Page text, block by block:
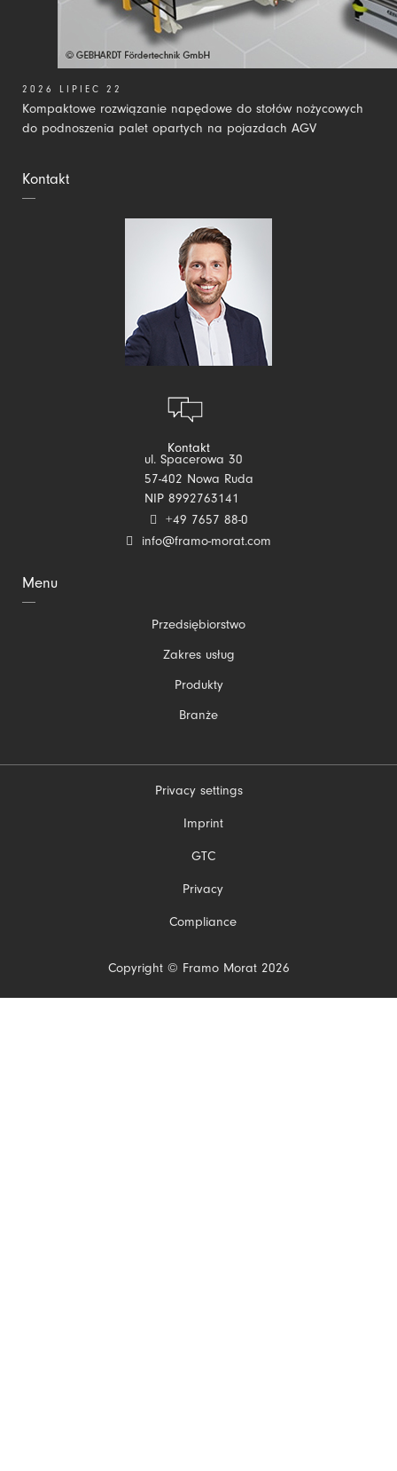
Menu
Przedsiębiorstwo
Zakres usług
Produkty
Branże
Kompaktowe rozwiązanie napędowe do stołów nożycowych
do podnoszenia palet opartych na pojazdach AGV
2026 LIPIEC 22
Kontakt
Kontakt
ul. Spacerowa 30
57-402 Nowa Ruda
NIP 8992763141
+49 7657 88-0
info@framo-morat.com
Copyright © Framo Morat 2026
Privacy settings
PomińImprint
GTC
Privacy
Compliance